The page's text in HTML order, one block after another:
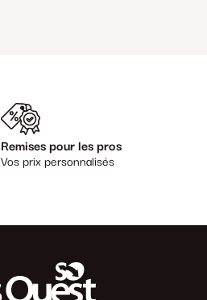
Remises pour les pros
Vos prix personnalisés